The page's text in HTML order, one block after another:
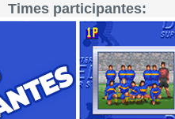
Times participantes: